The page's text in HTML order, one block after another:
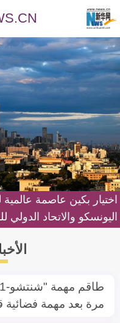
اليونسكو والاتحاد الدولي
مرة بعد مهمة فضائية